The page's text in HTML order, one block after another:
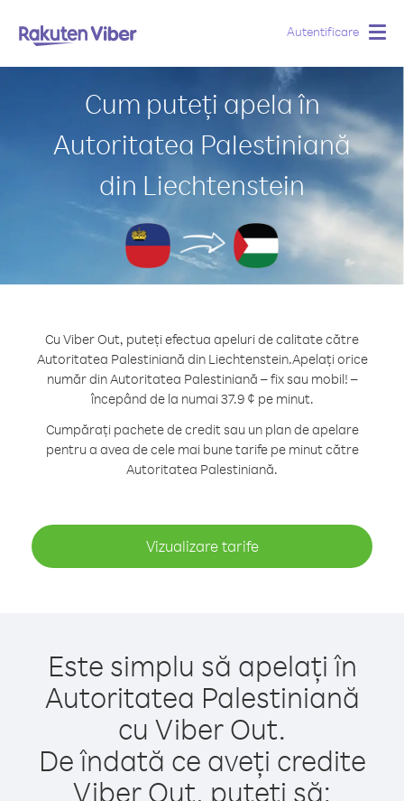
Autentificare
Cum puteți apela în
Autoritatea Palestiniană
din Liechtenstein
Cu Viber Out, puteți efectua apeluri de calitate către
Autoritatea Palestiniană din Liechtenstein.Apelați orice
număr din Autoritatea Palestiniană – fix sau mobil! –
începând de la numai 37.9 ¢ pe minut.
Cumpărați pachete de credit sau un plan de apelare
pentru a avea de cele mai bune tarife pe minut către
Autoritatea Palestiniană.
Vizualizare tarife
Este simplu să apelați în
Autoritatea Palestiniană
cu Viber Out.
De îndată ce aveți credite
Viber Out, puteți să: